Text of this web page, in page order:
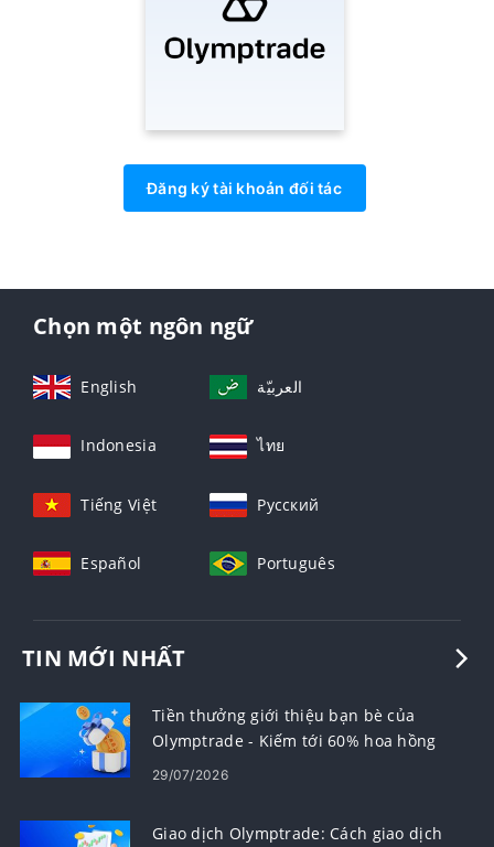
Đăng ký tài khoản đối tác
Chọn một ngôn ngữ
English العربيّة
Indonesia ไทย
Tiếng Việt Русский
Español Português
TIN MỚI NHẤT
Tiền thưởng giới thiệu bạn bè của
Olymptrade - Kiếm tới 60% hoa hồng
cho các lượt giới thiệu
29/07/2026
Giao dịch Olymptrade: Cách giao dịch